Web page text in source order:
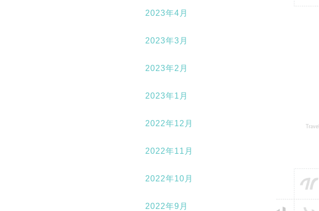
2023年4月
2023年3月
2023年2月
2023年1月
2022年12月
2022年11月
2022年10月
2022年9月